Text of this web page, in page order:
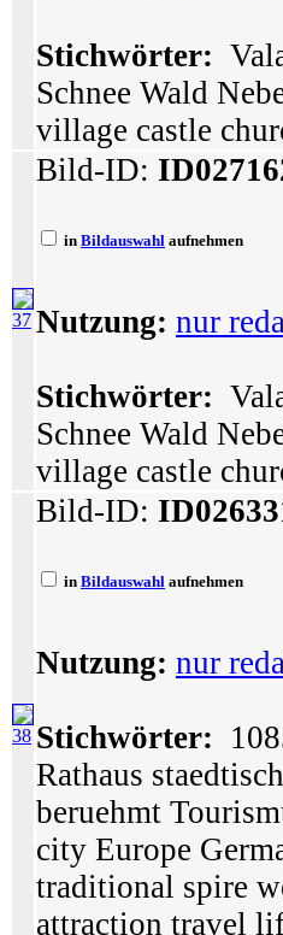
Stichwörter:
Schnee Wald
village castle
37
Bild-ID:
in Bildauswahl aufnehmen
Nutzung: nur
Stichwörter:
Schnee Wald
village castle
38
Bild-ID:
in Bildauswahl aufnehmen
Nutzung: nur
Stichwörter:
Rathaus
beruehmt
city Europe
traditional spire
attraction travel